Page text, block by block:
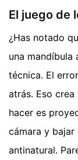
El juego de
¿Has notado
una mandíbula
técnica. El
atrás. Eso
hacer es
cámara y bajar
antinatural.